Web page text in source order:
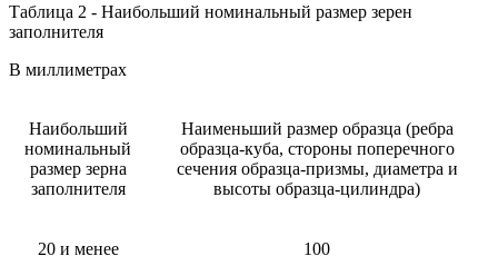
Таблица 2 - Наибольший номинальный размер зерен
заполнителя
В миллиметрах
Наибольший
номинальный
размер зерна
заполнителя
Наименьший размер образца (ребра
образца-куба, стороны поперечного
сечения образца-призмы, диаметра и
высоты образца-цилиндра)
20 и менее 100